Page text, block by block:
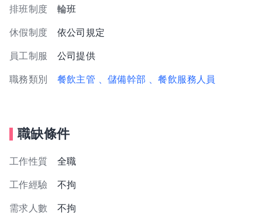
排班制度 輪班
休假制度 依公司規定
員工制服 公司提供
職務類別 餐飲主管 、儲備幹部 、餐飲服務人員
職缺條件
工作性質 全職
工作經驗 不拘
需求人數 不拘